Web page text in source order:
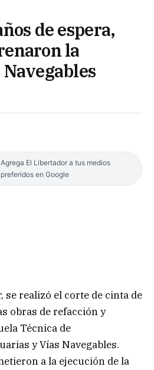
de espera,
la
Agrega El Libertador a tus medios
preferidos en Google
se realizó el corte de cinta de
obras de refacción y
Técnica de
y Vías Navegables.
a la ejecución de la